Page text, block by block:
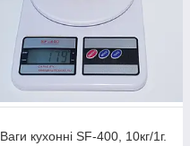
Ваги кухонні SF-400, 10кг/1г.